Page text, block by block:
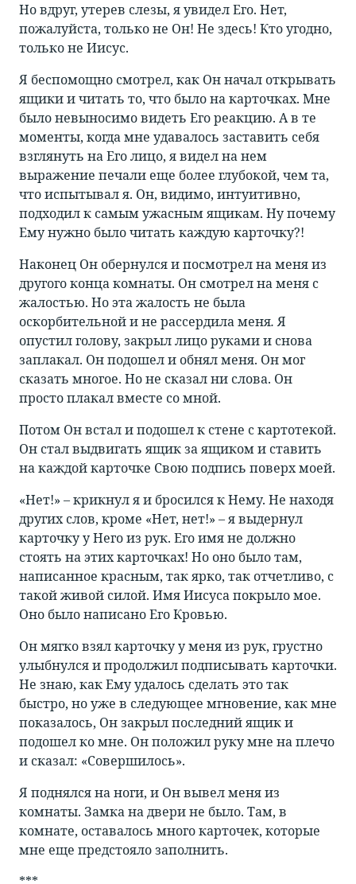
Но вдруг, утерев слезы, я увидел Его. Нет,
пожалуйста, только не Он! Не здесь! Кто угодно,
только не Иисус.
Я беспомощно смотрел, как Он начал открывать
ящики и читать то, что было на карточках. Мне
было невыносимо видеть Его реакцию. А в те
моменты, когда мне удавалось заставить себя
взглянуть на Его лицо, я видел на нем
выражение печали еще более глубокой, чем та,
что испытывал я. Он, видимо, интуитивно,
подходил к самым ужасным ящикам. Ну почему
Ему нужно было читать каждую карточку?!
Наконец Он обернулся и посмотрел на меня из
другого конца комнаты. Он смотрел на меня с
жалостью. Но эта жалость не была
оскорбительной и не рассердила меня.Я
опустил голову, закрыл лицо руками и снова
заплакал. Он подошел и обнял меня. Он мог
сказать многое. Но не сказал ни слова. Он
просто плакал вместе со мной.
Потом Он встал и подошел к стене с картотекой.
Он стал выдвигать ящик за ящиком и ставить
на каждой карточке Свою подпись поверх моей.
«Нет!» – крикнул я и бросился к Нему. Не находя
других слов, кроме «Нет, нет!» – я выдернул
карточку у Него из рук. Его имя не должно
стоять на этих карточках! Но оно было там,
написанное красным, так ярко, так отчетливо, с
такой живой силой. Имя Иисуса покрыло мое.
Оно было написано Его Кровью.
Он мягко взял карточку у меня из рук, грустно
улыбнулся и продолжил подписывать карточки.
Не знаю, как Ему удалось сделать это так
быстро, но уже в следующее мгновение, как мне
показалось, Он закрыл последний ящик и
подошел ко мне. Он положил руку мне на плечо
и сказал: «Совершилось».
Я поднялся на ноги, и Он вывел меня из
комнаты. Замка на двери не было. Там, в
комнате, оставалось много карточек, которые
мне еще предстояло заполнить.